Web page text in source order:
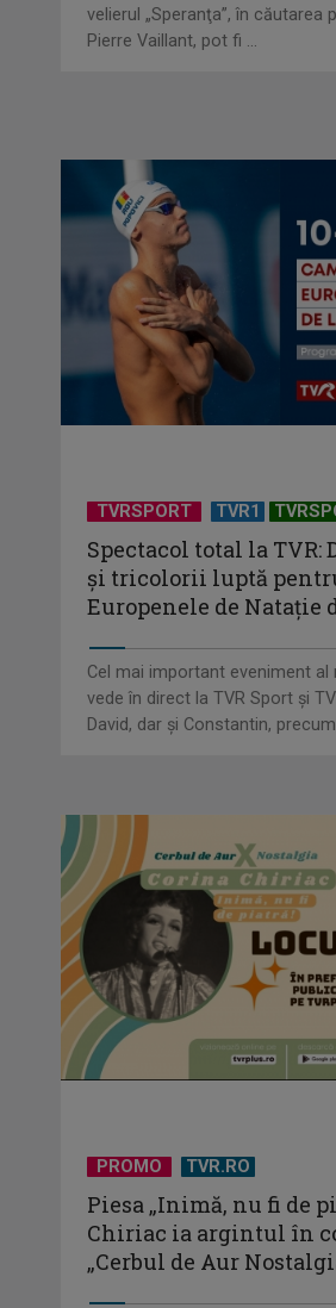
velierul „Speranţa”, în căutarea
Pierre Vaillant, pot fi ...
TVRSPORT TVR1
Spectacol total la TVR:
și tricolorii luptă
Europenele de Natație
Cel mai important eveniment al
vede în direct la TVR Sport şi
David, dar şi Constantin, precum
PROMO TVR.RO
Piesa „Inimă, nu fi de
Chiriac ia argintul în
„Cerbul de Aur